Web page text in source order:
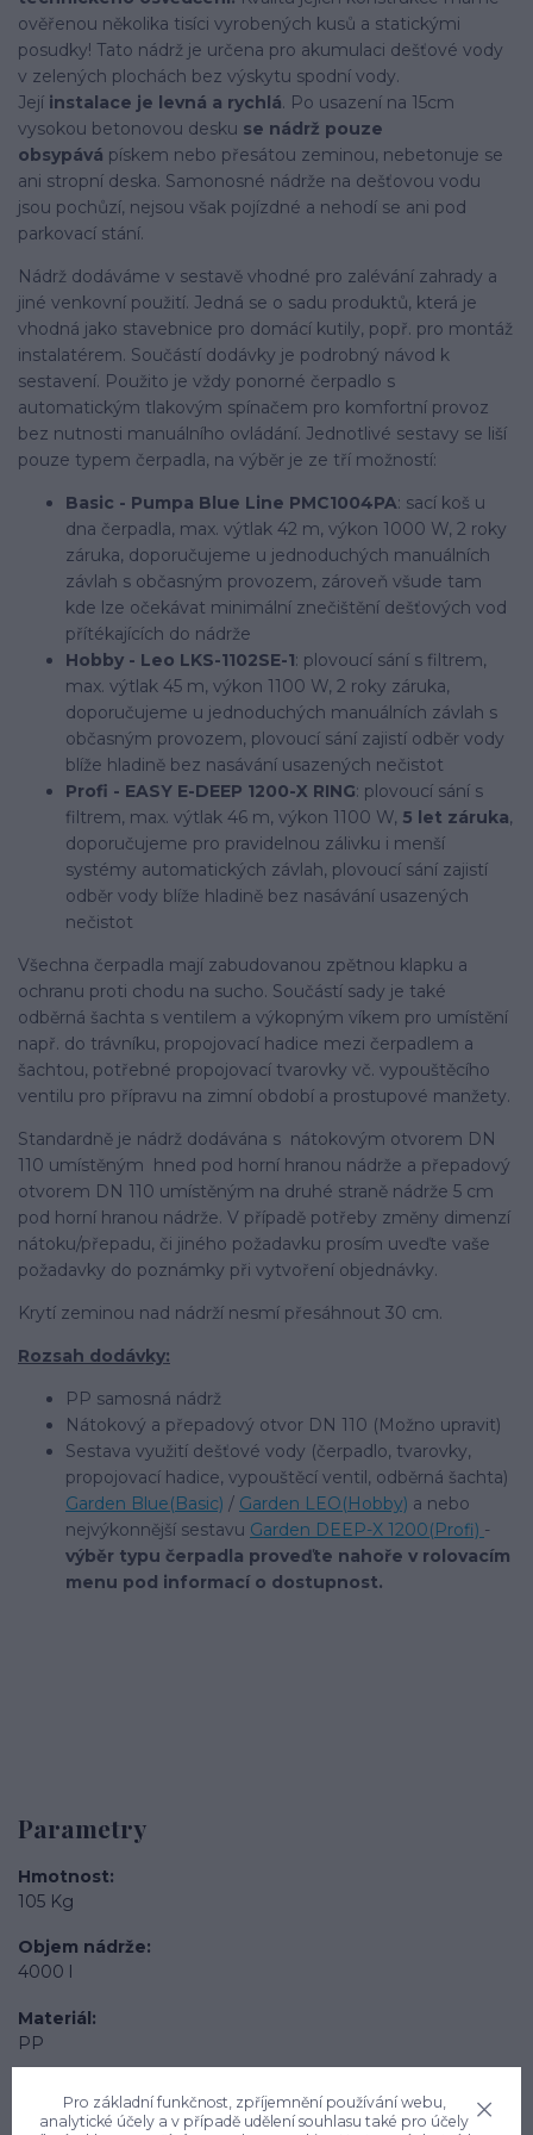
ověřenou několika tisíci vyrobených kusů a statickými
posudky! Tato nádrž je určena pro akumulaci dešťové vody
v zelených plochách bez výskytu spodní vody.
Její instalace je levná a rychlá. Po usazení na 15cm
vysokou betonovou desku se nádrž pouze
obsypává pískem nebo přesátou zeminou, nebetonuje se
ani stropní deska. Samonosné nádrže na dešťovou vodu
jsou pochůzí, nejsou však pojízdné a nehodí se ani pod
parkovací stání.
Nádrž dodáváme v sestavě vhodné pro zalévání zahrady a
jiné venkovní použití. Jedná se o sadu produktů, která je
vhodná jako stavebnice pro domácí kutily, popř. pro montáž
instalatérem. Součástí dodávky je podrobný návod k
sestavení. Použito je vždy ponorné čerpadlo s
automatickým tlakovým spínačem pro komfortní provoz
bez nutnosti manuálního ovládání. Jednotlivé sestavy se liší
pouze typem čerpadla, na výběr je ze tří možností:
Basic - Pumpa Blue Line PMC1004PA: sací koš u
dna čerpadla, max. výtlak 42 m, výkon 1000 W, 2 roky
záruka, doporučujeme u jednoduchých manuálních
závlah s občasným provozem, zároveň všude tam
kde lze očekávat minimální znečištění dešťových vod
přítékajících do nádrže
Hobby - Leo LKS-1102SE-1: plovoucí sání s filtrem,
max. výtlak 45 m, výkon 1100 W, 2 roky záruka,
doporučujeme u jednoduchých manuálních závlah s
občasným provozem, plovoucí sání zajistí odběr vody
blíže hladině bez nasávání usazených nečistot
Profi - EASY E-DEEP 1200-X RING: plovoucí sání s
filtrem, max. výtlak 46 m, výkon 1100 W, 5 let záruka,
doporučujeme pro pravidelnou zálivku i menší
systémy automatických závlah, plovoucí sání zajistí
odběr vody blíže hladině bez nasávání usazených
nečistot
Všechna čerpadla mají zabudovanou zpětnou klapku a
ochranu proti chodu na sucho. Součástí sady je také
odběrná šachta s ventilem a výkopným víkem pro umístění
např. do trávníku, propojovací hadice mezi čerpadlem a
šachtou, potřebné propojovací tvarovky vč. vypouštěcího
ventilu pro přípravu na zimní období a prostupové manžety.
Standardně je nádrž dodávána s nátokovým otvorem DN
110 umístěným hned pod horní hranou nádrže a přepadový
otvorem DN 110 umístěným na druhé straně nádrže 5 cm
pod horní hranou nádrže. V případě potřeby změny dimenzí
nátoku/přepadu, či jiného požadavku prosím uveďte vaše
požadavky do poznámky při vytvoření objednávky.
Krytí zeminou nad nádrží nesmí přesáhnout 30 cm.
Rozsah dodávky:
PP samosná nádrž
Nátokový a přepadový otvor DN 110 (Možno upravit)
Sestava využití dešťové vody (čerpadlo, tvarovky,
propojovací hadice, vypouštěcí ventil, odběrná šachta)
Garden Blue(Basic) / Garden LEO(Hobby) a nebo
nejvýkonnější sestavu Garden DEEP-X 1200(Profi) -
výběr typu čerpadla proveďte nahoře v rolovacím
menu pod informací o dostupnost.
Parametry
Hmotnost
105 Kg
Objem nádrže
4000 l
Materiál
PP
1850 mm
Pro základní funkčnost, zpříjemnění používání webu,
analytické účely a v případě udělení souhlasu také pro účely